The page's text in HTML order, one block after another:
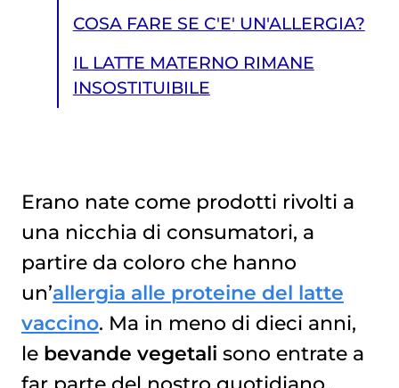
COSA FARE SE C'E' UN'ALLERGIA?
IL LATTE MATERNO RIMANE
INSOSTITUIBILE
Erano nate come prodotti rivolti a
una nicchia di consumatori, a
partire da coloro che hanno
un’allergia alle proteine del latte
vaccino. Ma in meno di dieci anni,
le bevande vegetali sono entrate a